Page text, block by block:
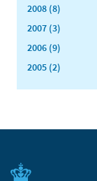
2008 (8)
2007 (3)
2006 (9)
2005 (2)